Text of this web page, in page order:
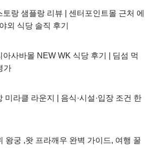
랑 샘플랑 리뷰 | 센터포인트몰 근처 에
외 식당 솔직 후기
아사바몰 NEW WK 식당 후기 | 딤섬 먹
가
미라클 라운지 | 음식·시설·입장 조건 한
왕궁 ,왓 프라깨우 완벽 가이드, 여행 꿀